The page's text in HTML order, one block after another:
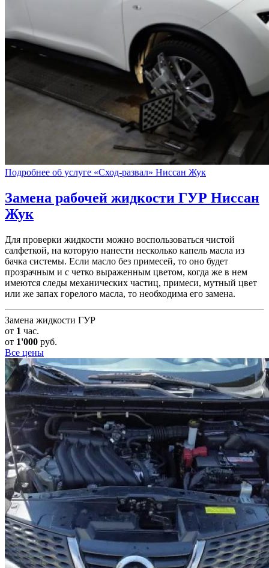
Подробнее об услуге «Сход-развал» Ниссан Жук
Замена рабочей жидкости ГУР Ниссан
Жук
Для проверки жидкости можно воспользоваться чистой
салфеткой, на которую нанести несколько капель масла из
бачка системы. Если масло без примесей, то оно будет
прозрачным и с четко выраженным цветом, когда же в нем
имеются следы механических частиц, примеси, мутный цвет
или же запах горелого масла, то необходима его замена.
Замена жидкости ГУР
от 1 час.
от 1'000 руб.
Все цены